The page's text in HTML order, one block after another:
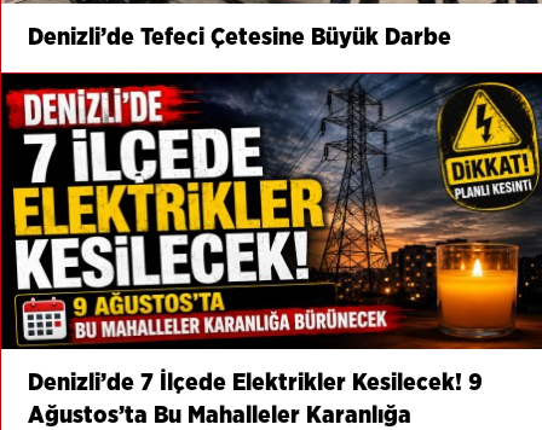
Denizli’de Tefeci Çetesine Büyük Darbe
Denizli’de 7 İlçede Elektrikler Kesilecek! 9
Ağustos’ta Bu Mahalleler Karanlığa